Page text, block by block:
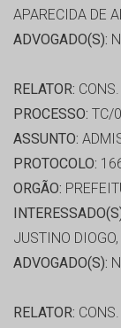
APARECIDA DE
ADVOGADO(S):
RELATOR:
PROCESSO: TC/
ASSUNTO:
PROTOCOLO:
ORGÃO:
JUSTINO
ADVOGADO(S):
RELATOR: